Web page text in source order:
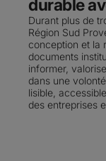
durable
Durant plus de
Région Sud
conception et la
documents
informer,
dans une
lisible,
des entreprises